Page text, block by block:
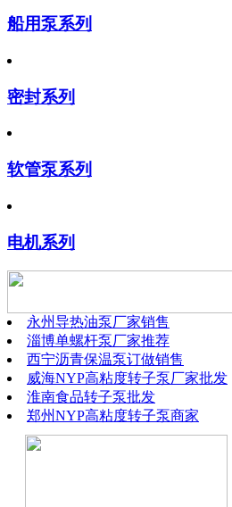
船用泵系列
密封系列
软管泵系列
电机系列
永州导热油泵厂家销售
淄博单螺杆泵厂家推荐
西宁沥青保温泵订做销售
威海NYP高粘度转子泵厂家批发
淮南食品转子泵批发
郑州NYP高粘度转子泵商家